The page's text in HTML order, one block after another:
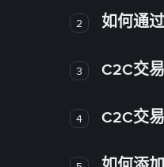
2 如何通
3 C2C交
4 C2C交